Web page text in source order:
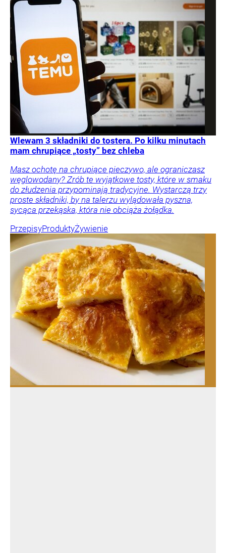
Wlewam 3 składniki do tostera. Po kilku minutach
mam chrupiące „tosty” bez chleba
Masz ochotę na chrupiące pieczywo, ale ograniczasz
węglowodany? Zrób te wyjątkowe tosty, które w smaku
do złudzenia przypominają tradycyjne. Wystarczą trzy
proste składniki, by na talerzu wylądowała pyszna,
sycąca przekąska, która nie obciąża żołądka.
PrzepisyProduktyŻywienie